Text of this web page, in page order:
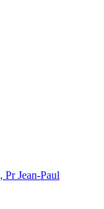
Pr Jean-Paul